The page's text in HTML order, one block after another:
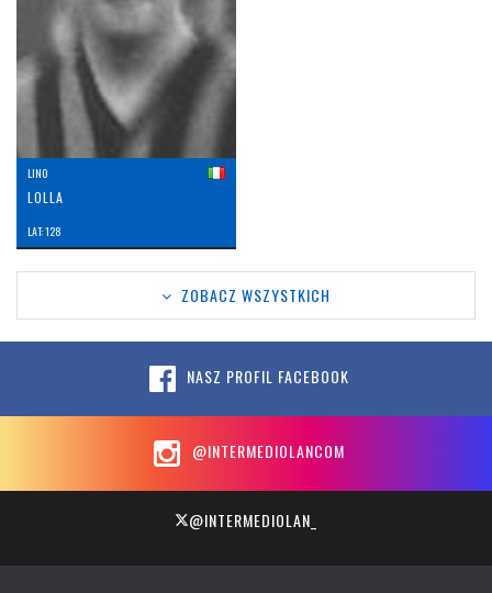
LINO
LOLLA
LAT: 128
ZOBACZ WSZYSTKICH
NASZ PROFIL FACEBOOK
@INTERMEDIOLANCOM
@INTERMEDIOLAN_